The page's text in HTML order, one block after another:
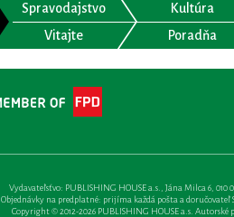
Spravodajstvo
Kultúra
Vitajte
Poradňa
Vydavateľsťvo: PUBLISHING HOUSE a.s., Jána Milca 6, 010
Objednávky na predplatné: prijíma každá pošta a doručovateľ
Copyright © 2012-2026 PUBLISHING HOUSE a.s.